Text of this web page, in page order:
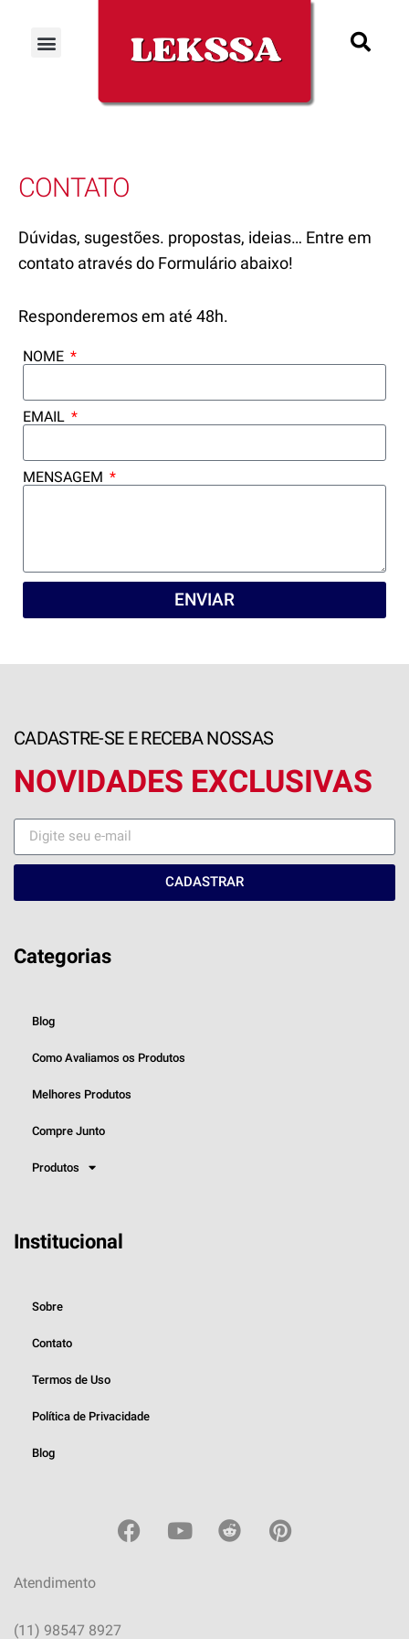
CONTATO
Dúvidas, sugestões. propostas, ideias… Entre em
contato através do Formulário abaixo!
Responderemos em até 48h.
NOME
EMAIL
MENSAGEM
ENVIAR
CADASTRE-SE E RECEBA NOSSAS
NOVIDADES EXCLUSIVAS
CADASTRAR
Categorias
Blog
Como Avaliamos os Produtos
Melhores Produtos
Compre Junto
Produtos
Institucional
Sobre
Contato
Termos de Uso
Política de Privacidade
Blog
Atendimento
(11) 98547 8927